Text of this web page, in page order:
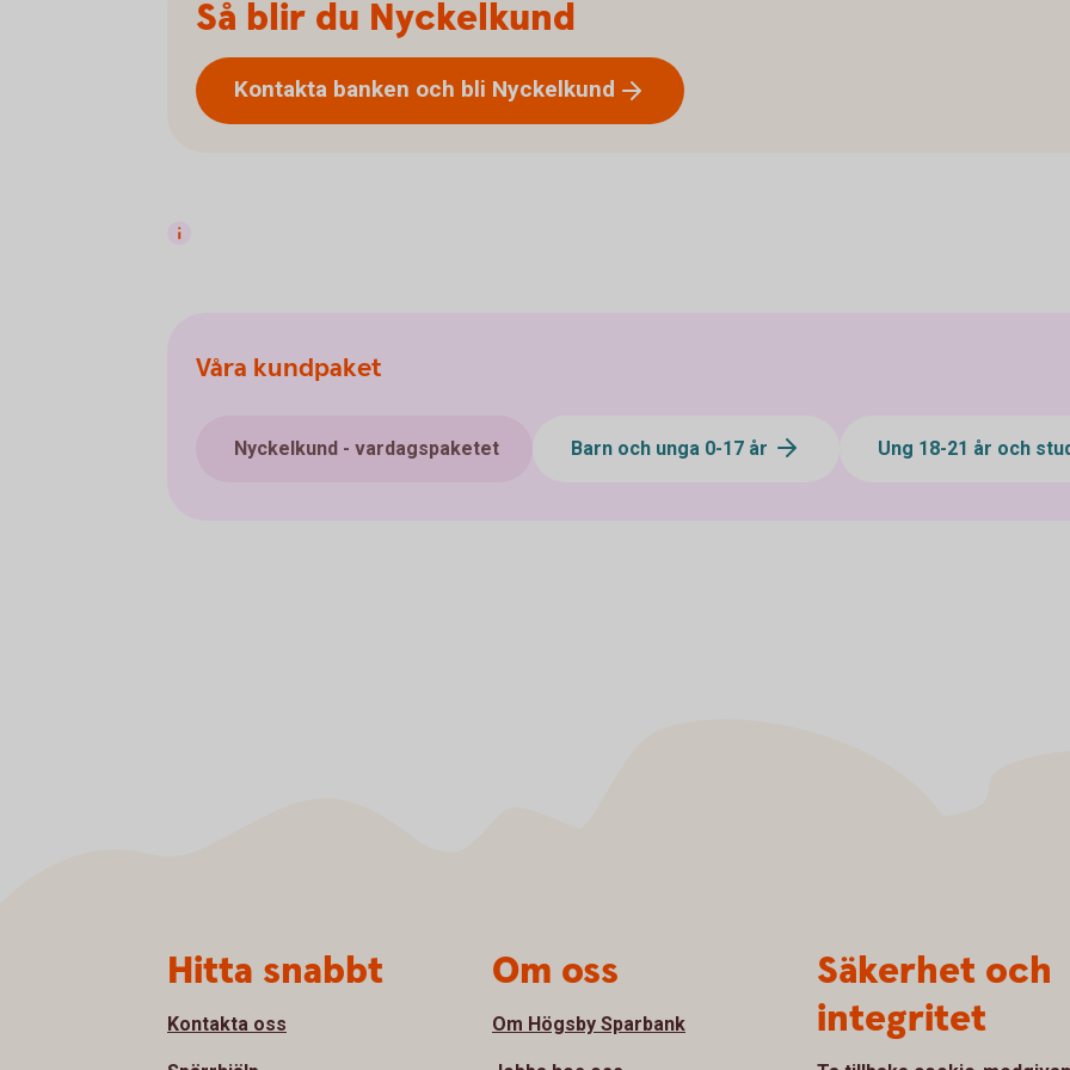
Så blir du Nyckelkund
Kontakta banken och bli Nyckelkund
Våra kundpaket
Nyckelkund - vardagspaketet Barn och unga 0-17 år Ung 18-21 år och
Hitta snabbt
Kontakta oss
Om oss
Om Högsby Sparbank
Säkerhet och
integritet